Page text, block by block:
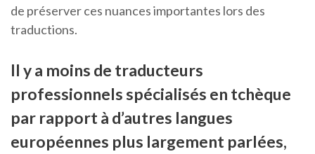
de préserver ces nuances importantes lors des
traductions.
Il y a moins de traducteurs
professionnels spécialisés en tchèque
par rapport à d’autres langues
européennes plus largement parlées,